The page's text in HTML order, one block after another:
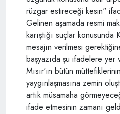
rüzgar estireceği kesin"
Gelinen aşamada resmi
karıştığı suçlar
mesajın verilmesi
başyazıda şu ifadelere
Mısır'ın bütün
yaygınlaşmasına zemin
artık müsamaha
ifade etmesinin zamanı